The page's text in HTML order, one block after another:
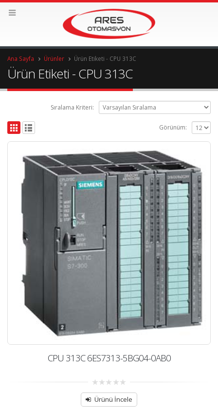
Ana Sayfa Ürünler Ürün Etiketi - CPU 313C
Ürün Etiketi - CPU 313C
Sıralama Kriteri:
Görünüm:
CPU 313C 6ES7313-5BG04-0AB0
0
outÜrünü İncele